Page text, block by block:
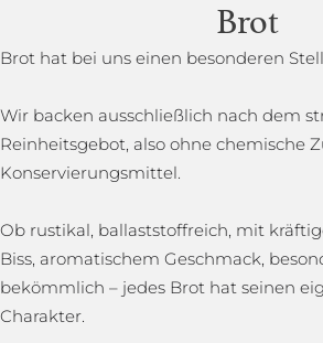
Genussmomente
Herzhaft oder süß - Beste Qualität
Brot
Brot hat bei uns einen besonderen
Wir backen ausschließlich nach dem
Reinheitsgebot, also ohne chemische
Konservierungsmittel.
Ob rustikal, ballaststoffreich, mit
Biss, aromatischem Geschmack,
bekömmlich – jedes Brot hat seinen
Charakter.